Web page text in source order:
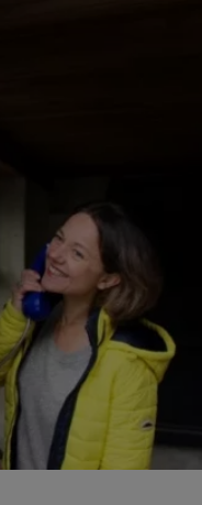
‘Accepteren en